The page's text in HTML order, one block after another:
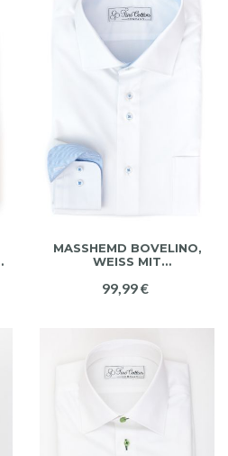
MASSHEMD BOVELINO, W
EISS MIT HA
99,99 €